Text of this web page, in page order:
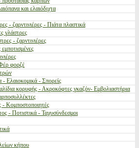
και ελαιόδιχτα
- ζαρντινιέρες - Πιάτα πλαστικά
γλάστρες
- ζαρντινιέρες
φορζέ
- Ελαιοκομικά - Σπορείς
κορυφής - Ακροκόφτες γκαζόν- Εμβολιαστήρια
- Κομποστοποιητές
- Ποτιστικά - Ταχυσύνδεσμοι
κήπου